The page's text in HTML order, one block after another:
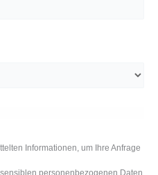
Informationen, um Ihre Anfrage